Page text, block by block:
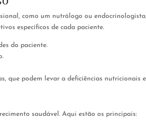
como um nutrólogo ou
específicos de cada paciente.
do paciente.
que podem levar a deficiências nutricionais
saudável. Aqui estão os principais: